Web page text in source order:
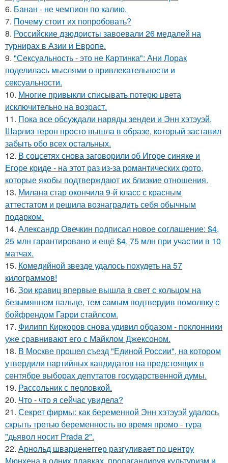
6. Банан - не чемпион по калию.
7. Почему стоит их попробовать?
8. Российские дзюдоисты завоевали 26 медалей на
турнирах в Азии и Европе.
9. "Сексуальность - это не Картинка": Ани Лорак
поделилась мыслями о привлекательности и
сексуальности.
10. Многие привыкли списывать потерю цвета
исключительно на возраст.
11. Пока все обсуждали наряды зендеи и Энн хэтэуэй,
Шарлиз терон просто вышла в образе, который заставил
забыть обо всех остальных.
12. В соцсетях снова заговорили об Игоре синяке и
Егоре криде - на этот раз из-за романтических фото,
которые якобы подтверждают их близкие отношения.
13. Милана стар окончила 9-й класс с красным
аттестатом и решила вознаградить себя обычным
подарком.
14. Александр Овечкин подписал новое соглашение: $4,
25 млн гарантировано и ещё $4, 75 млн при участии в 10
матчах.
15. Комедийной звезде удалось похудеть на 57
килограммов!
16. Зои кравиц впервые вышла в свет с кольцом на
безымянном пальце, тем самым подтвердив помолвку с
бойфрендом Гарри стайлсом.
17. Филипп Киркоров снова удивил образом - поклонники
уже сравнивают его с Майклом Джексоном.
18. В Москве прошел съезд "Единой России", на котором
утвердили партийных кандидатов на предстоящих в
сентябре выборах депутатов государственной думы.
19. Рассольник с перловкой.
20. Что - что я сейчас увидела?
21. Секрет фирмы: как беременной Энн хэтэуэй удалось
скрыть третью беременность во время промо - тура
"дьявол носит Prada 2".
22. Арнольд шварценеггер разгуливает по центру